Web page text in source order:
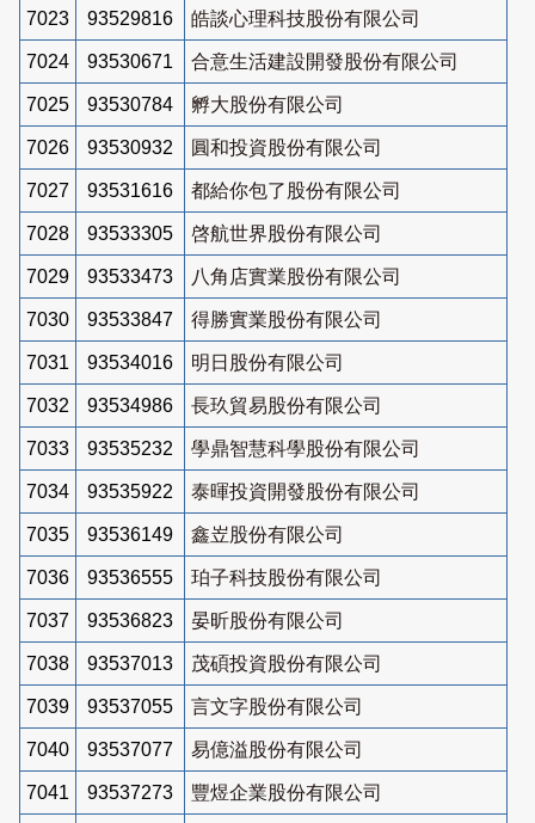
7023 93529816 皓談心理科技股份有限公司
7024 93530671 合意生活建設開發股份有限公司
7025 93530784 孵大股份有限公司
7026 93530932 圓和投資股份有限公司
7027 93531616 都給你包了股份有限公司
7028 93533305 啓航世界股份有限公司
7029 93533473 八角店實業股份有限公司
7030 93533847 得勝實業股份有限公司
7031 93534016 明日股份有限公司
7032 93534986 長玖貿易股份有限公司
7033 93535232 學鼎智慧科學股份有限公司
7034 93535922 泰暉投資開發股份有限公司
7035 93536149 鑫岦股份有限公司
7036 93536555 珀子科技股份有限公司
7037 93536823 晏昕股份有限公司
7038 93537013 茂碩投資股份有限公司
7039 93537055 言文字股份有限公司
7040 93537077 易億溢股份有限公司
7041 93537273 豐煜企業股份有限公司